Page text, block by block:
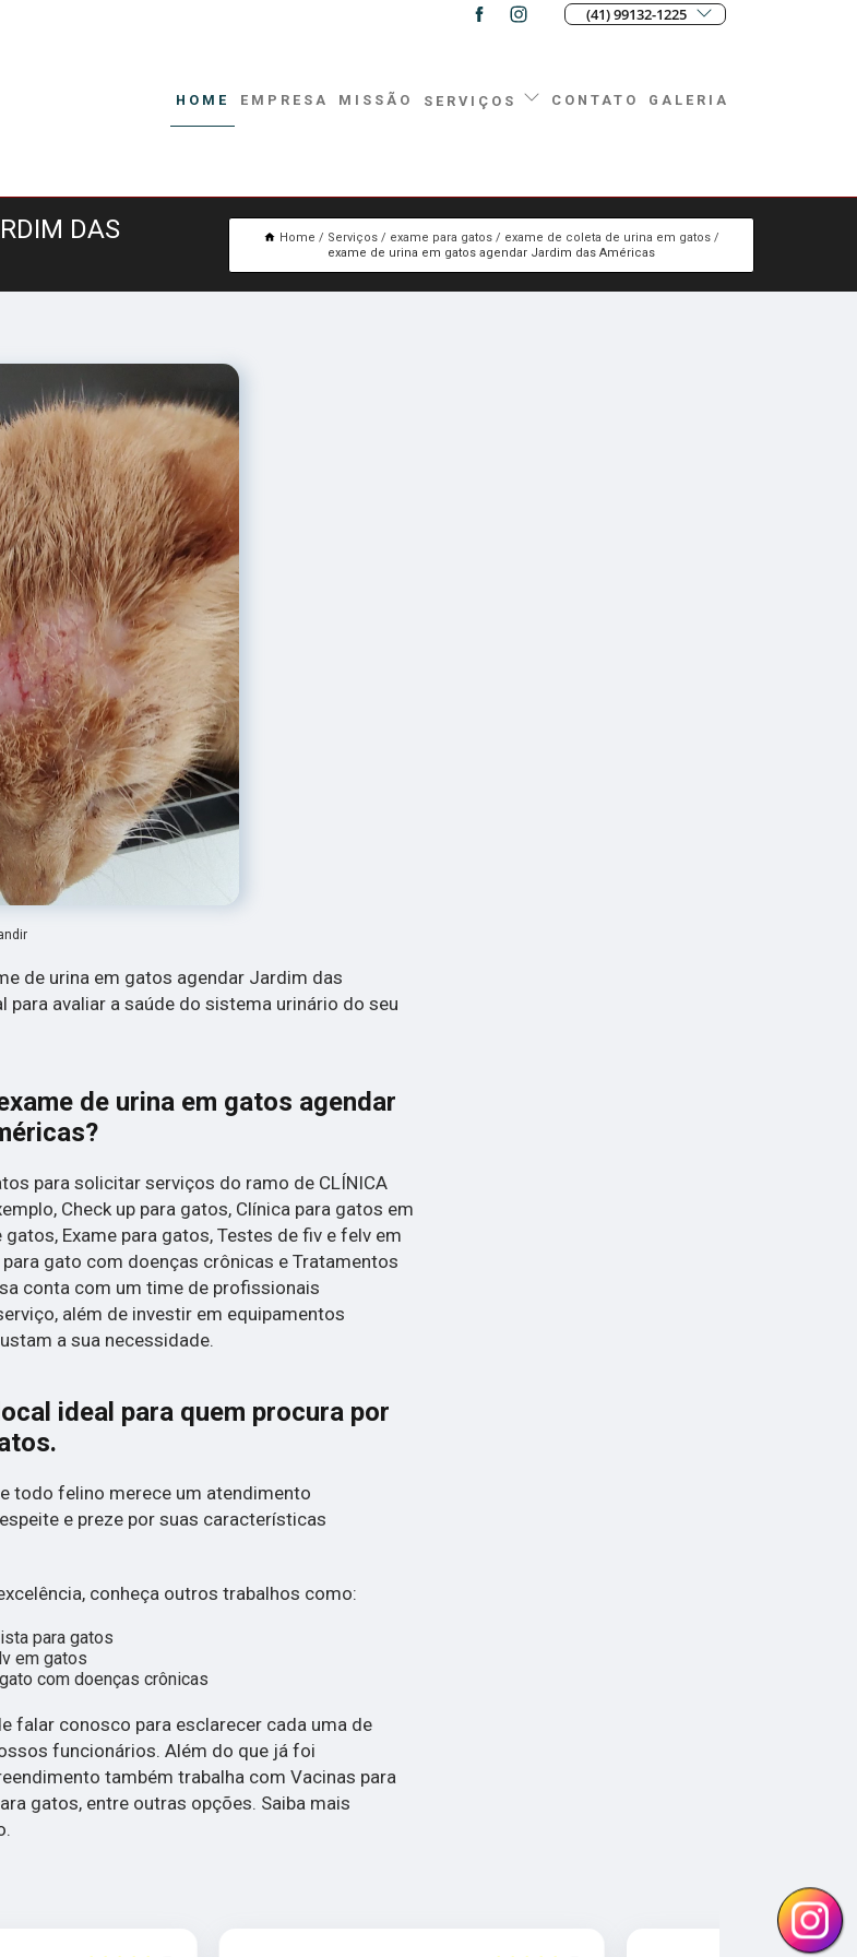
(41) 99132-1225
HOME EMPRESA MISSÃO SERVIÇOS CONTATO GALERIA
DAS
Home Serviços exame para gatos
exame de coleta de urina em gatos
exame de urina em gatos agendar Jardim das Américas
de urina em gatos agendar Jardim das
para avaliar a saúde do sistema urinário do seu
de urina em gatos agendar
para solicitar serviços do ramo de CLÍNICA
Check up para gatos, Clínica para gatos em
gatos, Exame para gatos, Testes de fiv e felv em
gato com doenças crônicas e Tratamentos
conta com um time de profissionais
além de investir em equipamentos
a sua necessidade.
ideal para quem procura por
.
todo felino merece um atendimento
e preze por suas características
conheça outros trabalhos como:
para gatos
em gatos
com doenças crônicas
falar conosco para esclarecer cada uma de
funcionários. Além do que já foi
também trabalha com Vacinas para
gatos, entre outras opções. Saiba mais